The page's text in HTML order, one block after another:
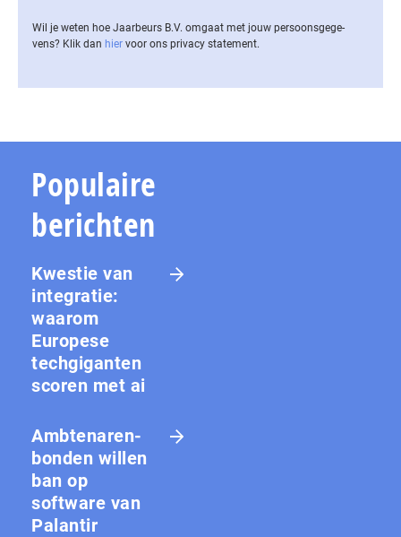
Wil je weten hoe Jaarbeurs B.V. omgaat met jouw per­soons­ge­ge­
vens? Klik dan hier voor ons privacy statement.
Populaire
berichten
Kwestie van
integratie:
waarom
Europese
techgiganten
scoren met ai
Amb­te­na­ren­
bon­den willen
ban op
software van
Palantir